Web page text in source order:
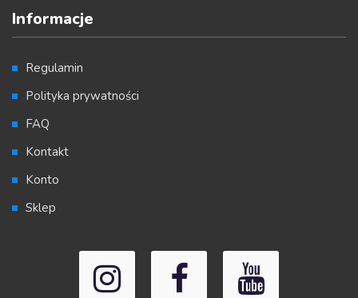
Informacje
Regulamin
Polityka prywatności
FAQ
Kontakt
Konto
Sklep